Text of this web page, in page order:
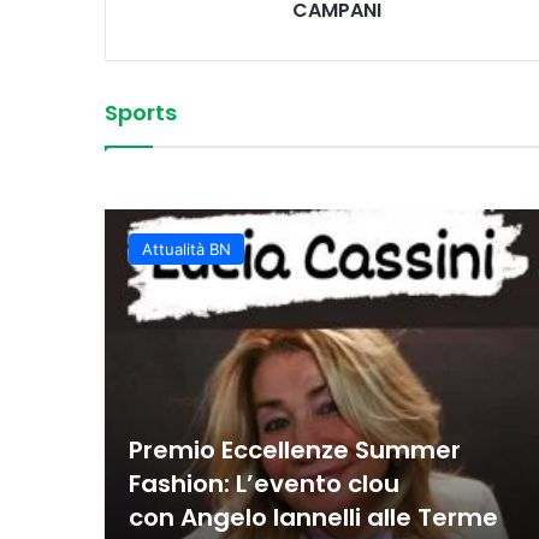
CAMPANI
Sports
Vittoria convincente
Attualità BN
Premio Eccellenze Summer
Fashion: L’evento clou
con Angelo Iannelli alle Terme